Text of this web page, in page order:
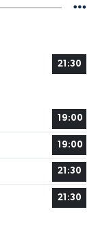
21:30
19:00
19:00
21:30
21:30